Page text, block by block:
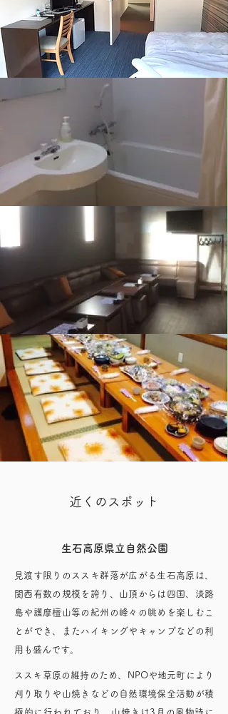
近くのスポット
生石高原県立自然公園
見渡す限りのススキ群落が広がる生石高原は、
関西有数の規模を誇り、山頂からは四国、淡路
島や護摩檀山等の紀州の峰々の眺めを楽しむこ
とができ、またハイキングやキャンプなどの利
用も盛んです。
ススキ草原の維持のため、NPOや地元町により
刈り取りや山焼きなどの自然環境保全活動が積